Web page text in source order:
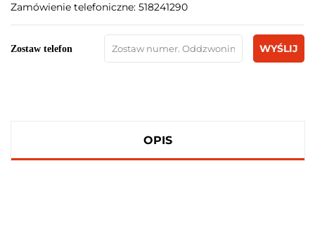
Zamówienie telefoniczne: 518241290
Zostaw telefon WYŚLIJ
OPIS